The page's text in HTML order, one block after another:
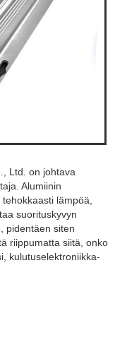
Ltd. on johtava
Alumiinin
lämpöä,
suorituskyvyn
pidentäen siten
riippumatta siitä, onko
kulutuselektroniikka-